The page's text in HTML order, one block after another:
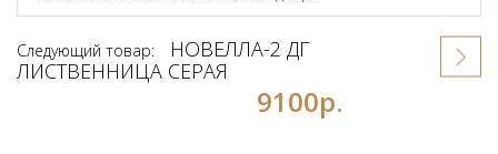
Следующий товар:
НОВЕЛЛА-2 ДГ
ЛИСТВЕННИЦА СЕРАЯ
9100р.